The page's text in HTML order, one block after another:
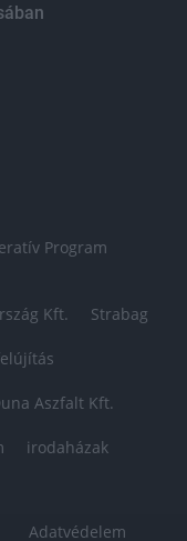
Program
Kft. Strabag
Aszfalt Kft.
irodaházak
Adatvédelem